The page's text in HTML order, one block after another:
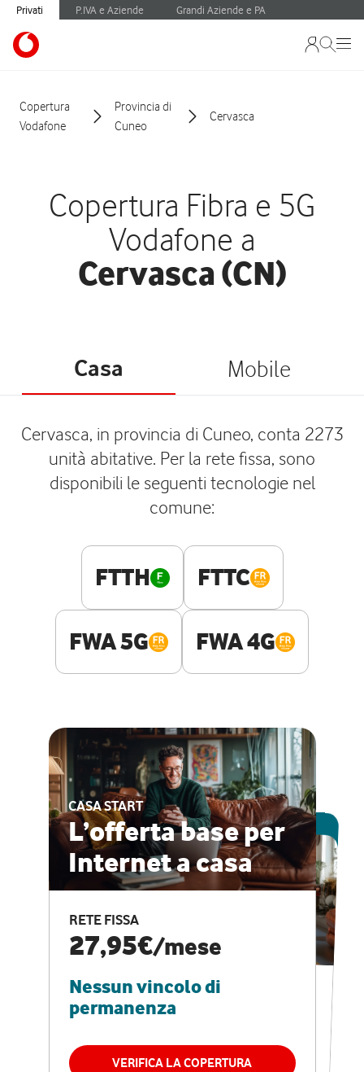
Privati P.IVA e Aziende Grandi Aziende e PA
Copertura
Vodafone
Provincia di
Cuneo
Cervasca
Copertura Fibra e 5G
Vodafone a
Cervasca (CN)
Casa Mobile
Cervasca, in provincia di Cuneo, conta 2273
unità abitative. Per la rete fissa, sono
disponibili le seguenti tecnologie nel
comune:
FTTH FTTC
FWA 5G FWA 4G
CASA START
L’offerta base per
Internet a casa
RETE FISSA
27,95€/mese
Nessun vincolo di
permanenza
VERIFICA LA COPERTURA
ESCLUSIVA ONLINE
CASA PRO
Internet veloce e
vantaggi speciali
RETE FISSA + VODAFONE CLUB
29,95€
permanenza